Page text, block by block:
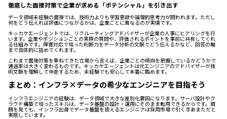
徹底した面接対策で企業が求める「ポテンシャル」を引き出す
データ領域未経験の面接では、技術力よりも学習意欲や論理的思考力が問われます。ただし
何をどう伝えれば評価につながるかは、企業ごとに異なるのが実情です。
キッカケエージェントでは、リクルーティングアドバイザーが企業の人事にヒアリングを行
います。企業やポジションごとの実際の質問や、評価されるポイントを事前に共有してくれ
る仕組みです。障害対応で培った判断力をデータ分析の文脈でどう伝えるかなど、回答の軸
まで具体的に詰めてくれます。
これまで面接対策を重ねてきた立場から言えば、企業ごとの傾向を把握しているかどうかで
通過率は大きく変わるものです。キッカケエージェントは元エンジニアのアドバイザーが技
術文脈を理解して伴走するため、未経験でも安心して本番に臨めます。
まとめ：インフラ×データの希少なエンジニアを目指そう
インフラエンジニアの経験は、データ領域で大きな差別化要因になります。サーバ設計やク
ラウド構築で培ったスキルは、データ基盤の設計・運用にそのまま転用できるからです。周
囲を見ても、インフラ出身でデータ基盤を扱えるエンジニアは採用市場で引く手あまただと
実感しています。